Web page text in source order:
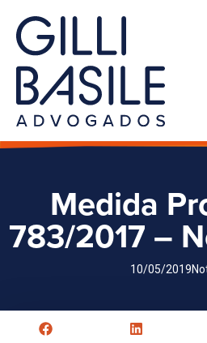
Medida
783/2017 –
10/05/2019